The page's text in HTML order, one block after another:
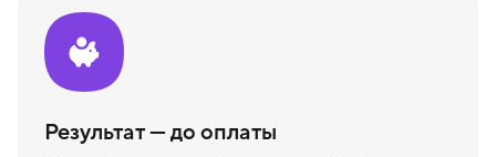
Результат — до оплаты